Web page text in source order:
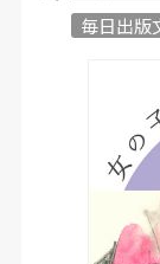
毎日出版